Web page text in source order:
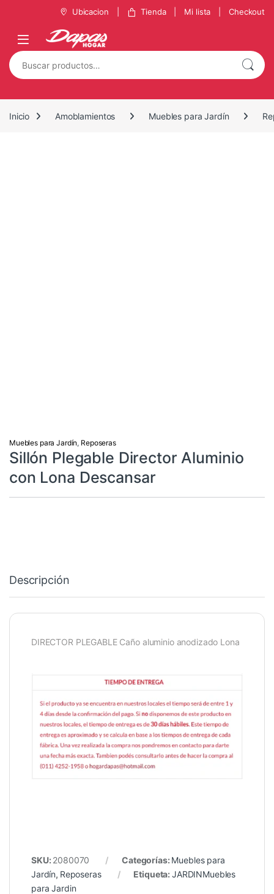
Saltar a la navegación
Saltar al contenido Ubicacion Tienda Mi lista Checkout
Buscar por:
Inicio Amoblamientos Muebles para Jardín
Muebles para Jardín, Reposeras
Sillón Plegable Director Aluminio
con Lona Descansar
Descripción
DIRECTOR PLEGABLE Caño aluminio anodizado Lona
SKU: 2080070 Categorías: Muebles para
Jardín, Reposeras Etiqueta: JARDINMuebles
para Jardin